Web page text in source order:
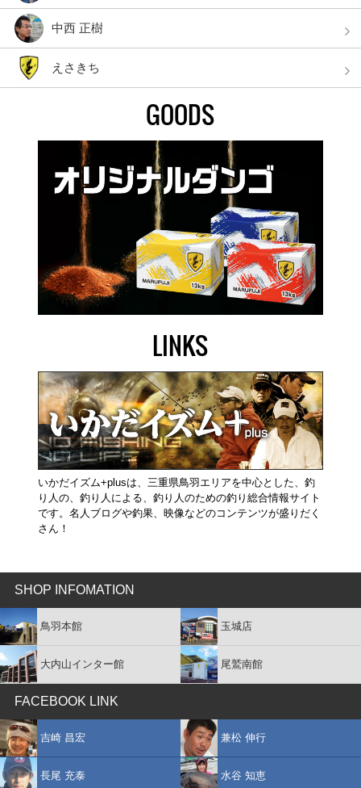
中西 正樹
えさきち
GOODS
LINKS
いかだイズム+plusは、三重県鳥羽エリアを中心とした、釣
り人の、釣り人による、釣り人のための釣り総合情報サイト
です。名人ブログや釣果、映像などのコンテンツが盛りだく
さん！
SHOP INFOMATION
鳥羽本館 玉城店
大内山インター館 尾鷲南館
FACEBOOK LINK
吉崎 昌宏 兼松 伸行
長尾 充泰 水谷 知恵